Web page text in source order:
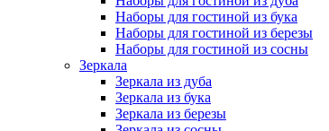
Наборы для гостиной из бука
Наборы для гостиной из березы
Наборы для гостиной из сосны
Зеркала
Зеркала из дуба
Зеркала из бука
Зеркала из березы